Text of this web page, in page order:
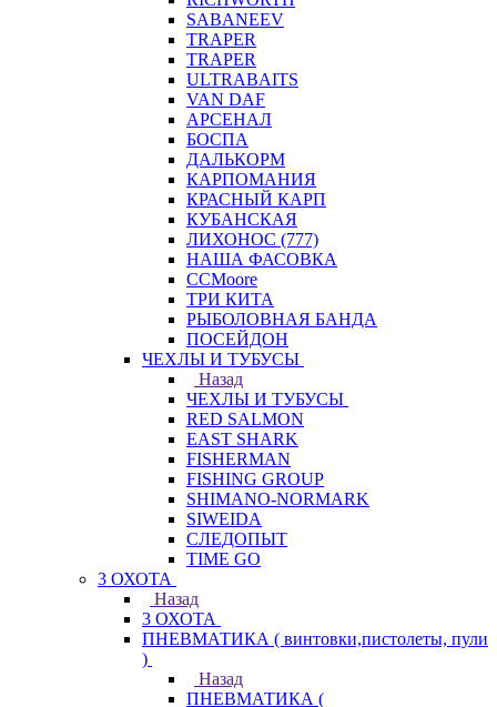
SABANEEV
TRAPER
TRAPER
ULTRABAITS
VAN DAF
АРСЕНАЛ
БОСПА
ДАЛЬКОРМ
КАРПОМАНИЯ
КРАСНЫЙ КАРП
КУБАНСКАЯ
ЛИХОНОС (777)
НАША ФАСОВКА
СCMoore
ТРИ КИТА
РЫБОЛОВНАЯ БАНДА
ПОСЕЙДОН
ЧЕХЛЫ И ТУБУСЫ
Назад
ЧЕХЛЫ И ТУБУСЫ
RED SALMON
EAST SHARK
FISHERMAN
FISHING GROUP
SHIMANO-NORMARK
SIWEIDA
СЛЕДОПЫТ
TIME GO
3 ОХОТА
Назад
3 ОХОТА
ПНЕВМАТИКА ( винтовки,пистолеты, пули
)
Назад
ПНЕВМАТИКА (